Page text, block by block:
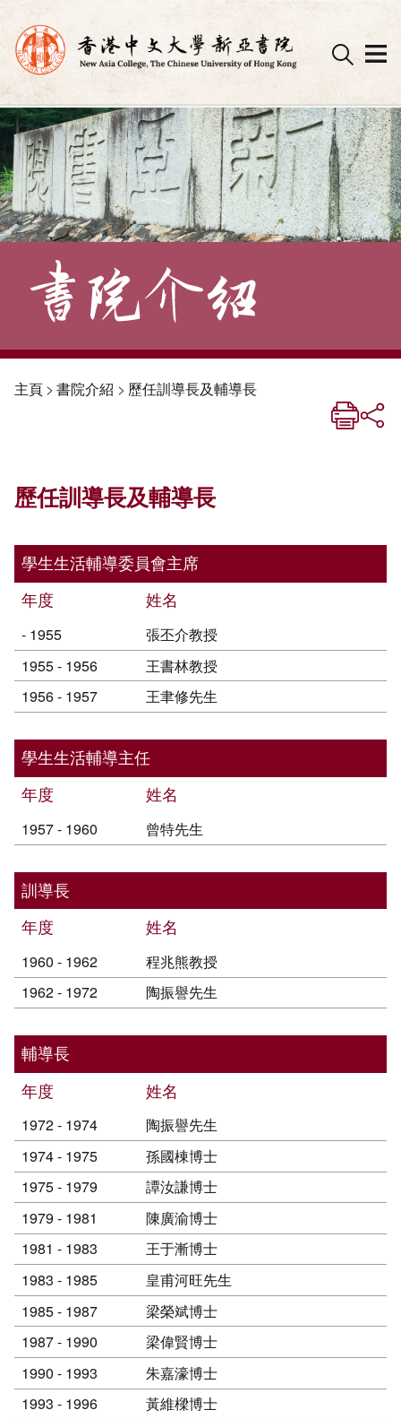
Skip
to
content
主頁> 書院介紹 > 歷任訓導長及輔導長
歷任訓導長及輔導長
學生生活輔導委員會主席
年度
姓名
- 1955
張丕介教授
1955 - 1956
王書林教授
1956 - 1957
王聿修先生
學生生活輔導主任
年度
姓名
1957 - 1960
曾特先生
訓導長
年度
姓名
1960 - 1962
程兆熊教授
1962 - 1972
陶振譽先生
輔導長
年度
姓名
1972 - 1974
陶振譽先生
1974 - 1975
孫國棟博士
1975 - 1979
譚汝謙博士
1979 - 1981
陳廣渝博士
1981 - 1983
王于漸博士
1983 - 1985
皇甫河旺先生
1985 - 1987
梁榮斌博士
1987 - 1990
梁偉賢博士
1990 - 1993
朱嘉濠博士
1993 - 1996
黃維樑博士